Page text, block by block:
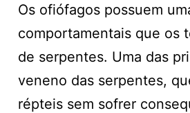
Os ofiófagos possuem
comportamentais que os
de serpentes. Uma das
veneno das serpentes,
répteis sem sofrer